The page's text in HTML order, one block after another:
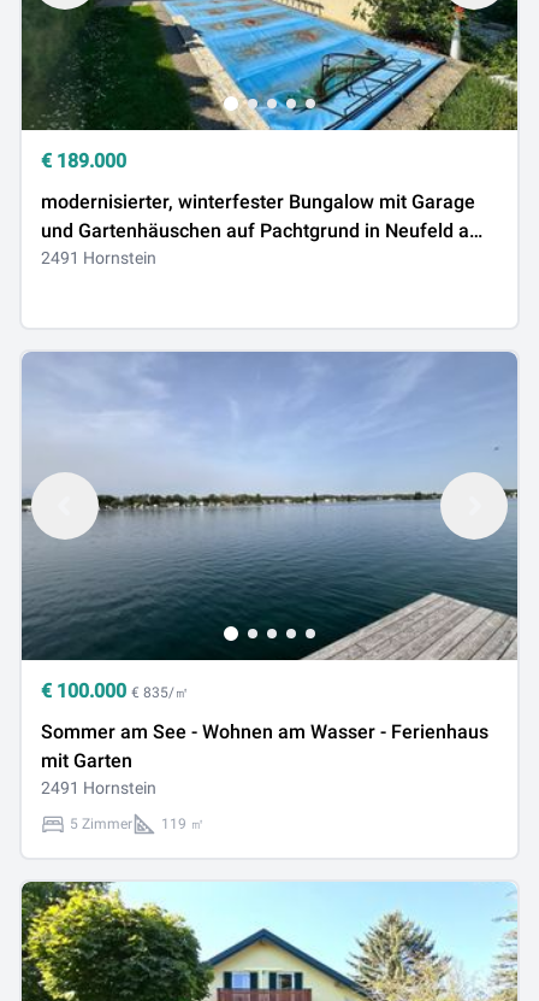
€ 189.000
modernisierter, winterfester Bungalow mit Garage
und Gartenhäuschen auf Pachtgrund in Neufeld am
See zu verkaufen
2491 Hornstein
€ 100.000 € 835/㎡
Sommer am See - Wohnen am Wasser - Ferienhaus
mit Garten
2491 Hornstein
5 Zimmer 119 ㎡